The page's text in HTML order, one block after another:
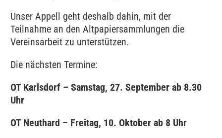
Unser Appell geht deshalb dahin, mit der
Teilnahme an den Altpapiersammlungen die
Vereinsarbeit zu unterstützen.
Die nächsten Termine:
OT Karlsdorf – Samstag, 27. September ab 8.30
Uhr
OT Neuthard – Freitag, 10. Oktober ab 8 Uhr